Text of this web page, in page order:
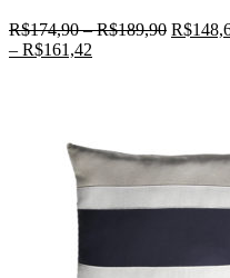
R$174,90–R$189,90 R$
– R$161,42